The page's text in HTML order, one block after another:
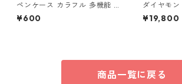
ペンケース カラフル 多機能 筆
箱 ファスナー6本 s10
¥600
ダイヤモン
ピンクゴー
タッドピア
¥19,800
商品一覧に戻る